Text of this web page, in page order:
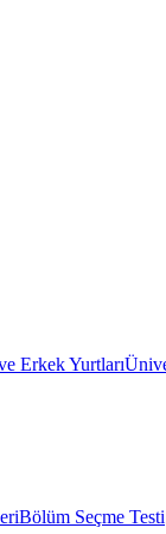
Erkek Yurtları
Bölüm Seçme Testi